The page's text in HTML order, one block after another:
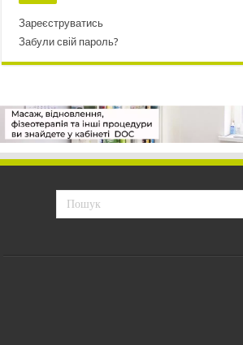
Зареєструватись
Забули свій пароль?